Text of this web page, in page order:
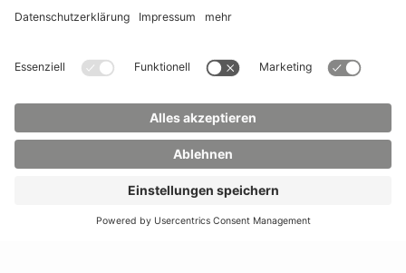
TransparenzgesetzKontakt Lageplan